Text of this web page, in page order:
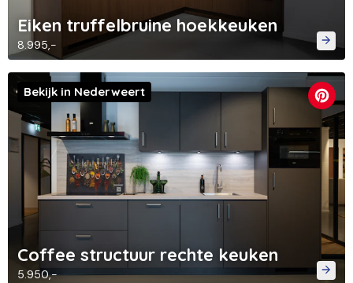
Eiken truffelbruine hoekkeuken
8.995,-
Coffee structuur rechte keuken
5.950,-
Bekijk in Nederweert